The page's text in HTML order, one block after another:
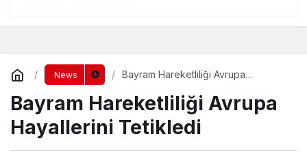
News
Bayram Hareketliliği Avrupa
Bayram Hareketliliği Avrupa
Hayallerini Tetikledi